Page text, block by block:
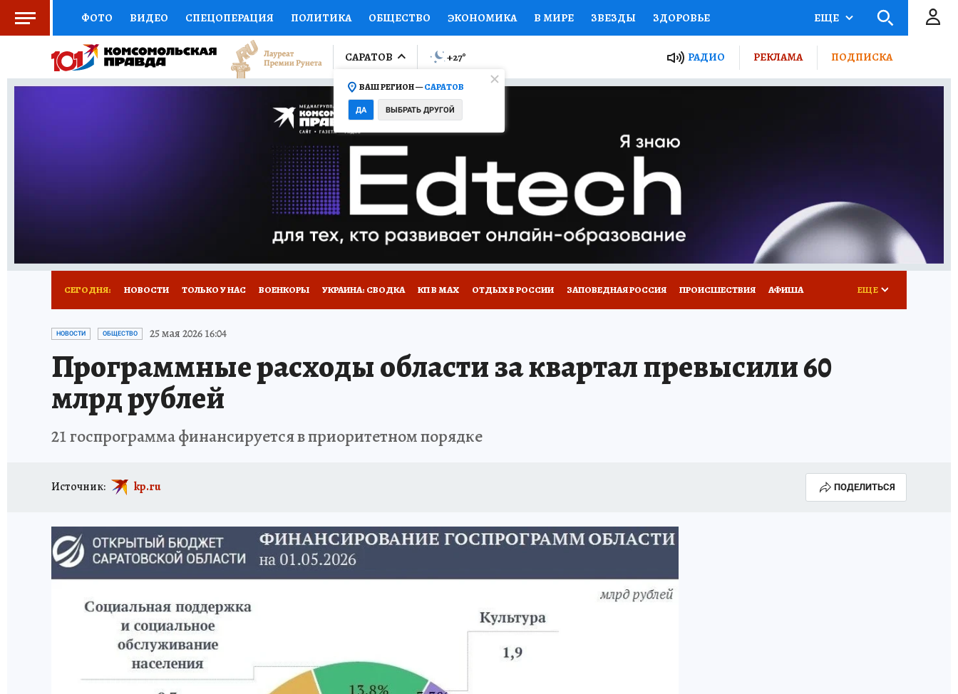
ФОТО ВИДЕО СПЕЦОПЕРАЦИЯ ПОЛИТИКА ОБЩЕСТВО ЭКОНОМИКА В МИРЕ ЗВЕЗДЫ ЗДОРОВЬЕ
СОЦПОДДЕРЖКА НАУКА СПОРТ КОЛУМНИСТЫ ПРОИСШЕСТВИЯ НАЦИОНАЛЬНЫЕ ПРОЕКТЫ РОССИИ
ВЫБОР ЭКСПЕРТОВ ДОКТОР ФИНАНСЫ ОТКРЫВАЕМ МИР Я ЗНАЮ СЕМЬЯ ЖЕНСКИЕ СЕКРЕТЫ ПУТЕВОДИТЕЛЬ
ПРОГНОЗЫ НА СПОРТ ПРОМОКОДЫ СЕРИАЛЫ
ТЕЛЕВИЗОР КОЛЛЕКЦИИ КОНКУРСЫ ГИД ПОТРЕБИТЕЛЯ
НОВОЕ НА САЙТЕ
ЕЩЕ
САРАТОВ
ВАШ РЕГИОН —САРАТОВ
ДА ВЫБРАТЬ ДРУГОЙ
+27° РАДИО РЕКЛАМА ПОДПИСКА
СЕГОДНЯ: НОВОСТИ ТОЛЬКО У НАС ВОЕНКОРЫ УКРАИНА: СВОДКА КП В МАХ ОТДЫХ В РОССИИ ЗАПОВЕДНАЯ РОССИЯ ПРОИСШЕСТВИЯ АФИША
ИСПЫТАНО НА СЕБЕ
ЕЩЕ
НОВОСТИ ОБЩЕСТВО 25 мая 2026 16:04
Программные расходы области за квартал превысили 60
млрд рублей
21 госпрограмма финансируется в приоритетном порядке
Источник: kp.ru ПОДЕЛИТЬСЯ